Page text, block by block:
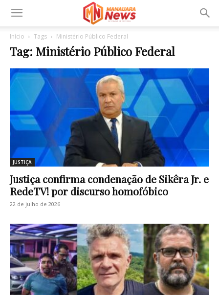
Início Tags Ministério Público Federal
Tag: Ministério Público Federal
JUSTIÇA
Justiça confirma condenação de Sikêra Jr. e
RedeTV! por discurso homofóbico
22 de julho de 2026